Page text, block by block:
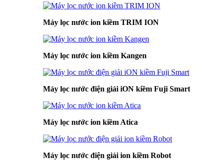
Máy lọc nước ion kiềm TRIM ION
Máy lọc nước ion kiềm Kangen
Máy lọc nước điện giải iON kiềm Fuji Smart
Máy lọc nước ion kiềm Atica
Máy lọc nước điện giải ion kiềm Robot